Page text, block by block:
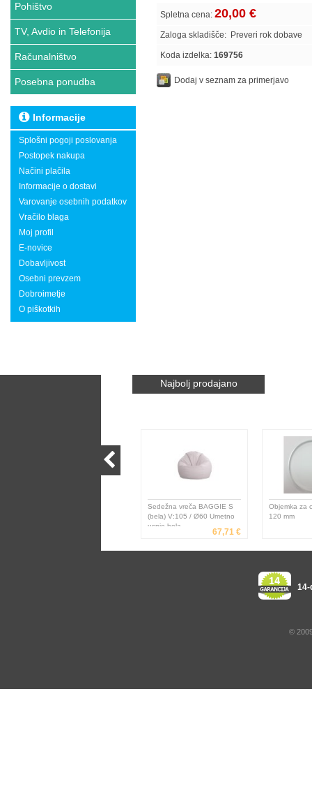
Pohištvo
TV, Avdio in Telefonija
Računalništvo
Posebna ponudba
Informacije
Splošni pogoji poslovanja
Postopek nakupa
Načini plačila
Informacije o dostavi
Varovanje osebnih podatkov
Vračilo blaga
Moj profil
E-novice
Dobavljivost
Osebni prevzem
Dobroimetje
O piškotkih
Spletna cena: 20,00 €
Zaloga skladišče: Preveri rok dobave
Koda izdelka: 169756
Dodaj v seznam za primerjavo
Najbolj prodajano
Sedežna vreča BAGGIE S
(bela) V:105 / Ø60 Umetno
usnje bela
67,71 €
Objemka za
120 mm
14-
©